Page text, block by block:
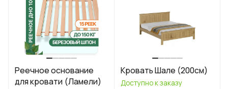
Реечное основание
для кровати (Ламели)
Кровать Шале (200см)
Доступно к заказу